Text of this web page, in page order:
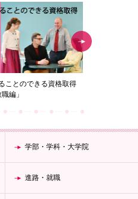
ことのできる資格取得
職編」
学部・学科・大学院
進路・就職